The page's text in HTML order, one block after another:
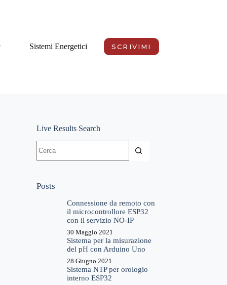
Sistemi Energetici SCRIVIMI
Live Results Search
risultato
Posts
Connessione da remoto con
il microcontrollore ESP32
con il servizio NO-IP
30 Maggio 2021
Sistema per la misurazione
del pH con Arduino Uno
28 Giugno 2021
Sistema NTP per orologio
interno ESP32